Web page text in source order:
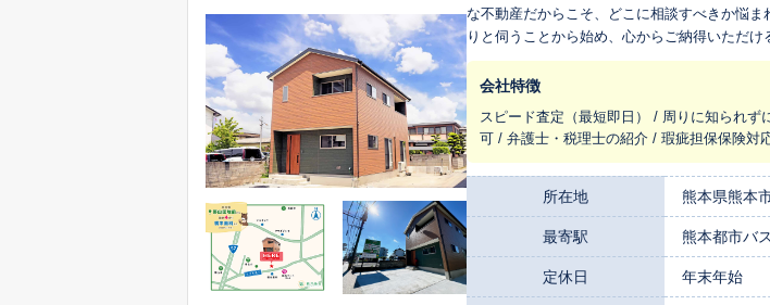
な不動産だからこそ、どこに相談すべきか悩
りと伺うことから始め、心からご納得いただけるお取引を目指しています。
共有持分の問題、住宅ローンの返済に関する
社で断られてしまったような難しいご相談も
に見つけ出すことを心がけています。 代表の森本は、前職で9年間にわたり中古不動産の再生事業に専門的に携わってきまし
た。その経験と知識を活かし、物件が持つ本
す。単に査定額を提示するだけでなく、「ど
具体的な方法をご提供できる点が、私たちの誇りです。 また、私たちは熊本の地域特性を深く理解す
社です。特に、深刻化する空き家問題の解決
続きまで、一貫してお手伝いできる体制を整
なことでも構いません。まずはお気軽にご相談
会社特徴
スピード査定（最短即日） / 周りに知られ
可 / 弁護士・税理士の紹介 / 瑕疵担保保険対
所在地 熊本県熊本
最寄駅 熊本都市バ
定休日 年末年始